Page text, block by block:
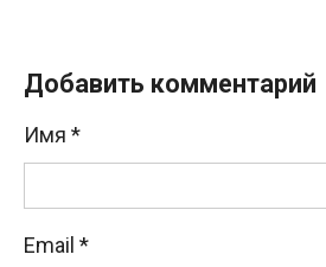
Добавить комментарий
Имя *
Email *